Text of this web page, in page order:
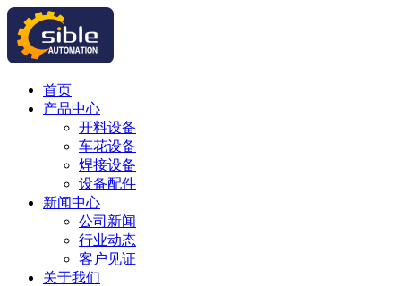
首页
产品中心
开料设备
车花设备
焊接设备
设备配件
新闻中心
公司新闻
行业动态
客户见证
关于我们